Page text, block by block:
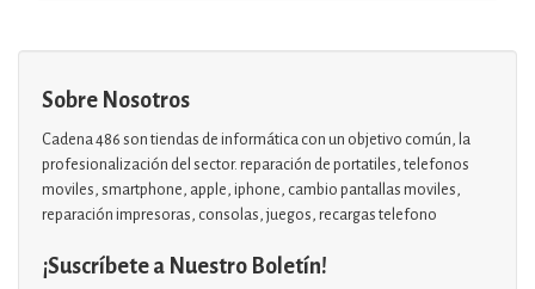
Sobre Nosotros
Cadena 486 son tiendas de informática con un objetivo común, la
profesionalización del sector. reparación de portatiles, telefonos
moviles, smartphone, apple, iphone, cambio pantallas moviles,
reparación impresoras, consolas, juegos, recargas telefono
¡Suscríbete a Nuestro Boletín!